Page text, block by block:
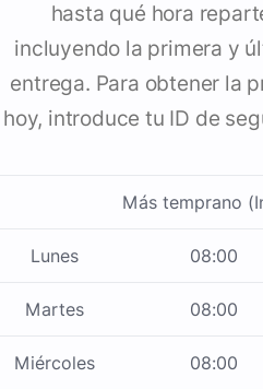
hasta qué hora
incluyendo la primera y
entrega. Para obtener la
hoy, introduce tu ID de
Más temprano
Lunes 08:00
Martes 08:00
Miércoles 08:00